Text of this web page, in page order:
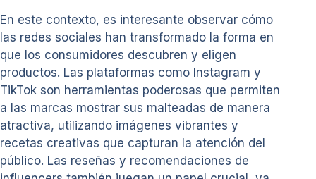
En este contexto, es interesante observar cómo
las redes sociales han transformado la forma en
que los consumidores descubren y eligen
productos. Las plataformas como Instagram y
TikTok son herramientas poderosas que permiten
a las marcas mostrar sus malteadas de manera
atractiva, utilizando imágenes vibrantes y
recetas creativas que capturan la atención del
público. Las reseñas y recomendaciones de